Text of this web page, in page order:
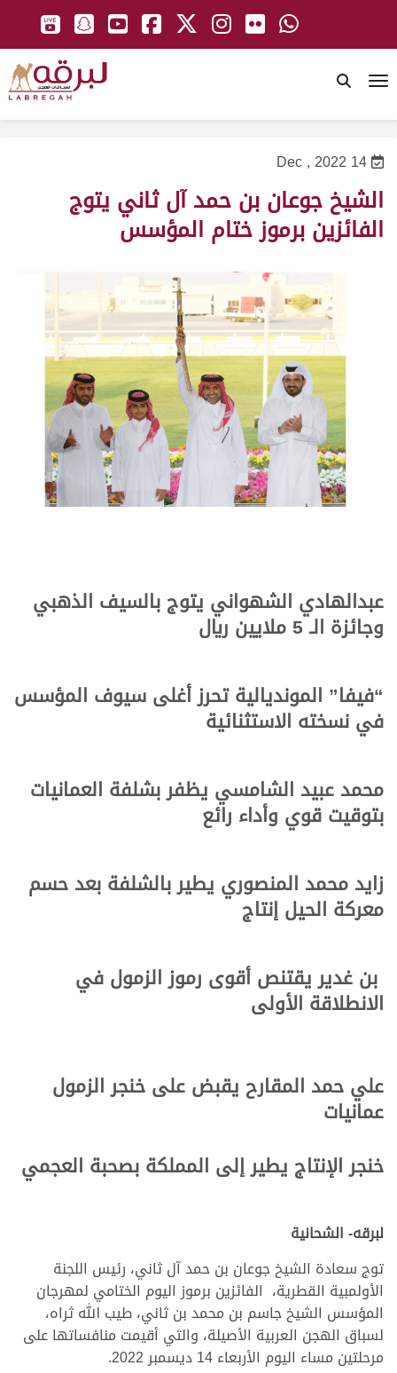
14 Dec , 2022
الشيخ جوعان بن حمد آل ثاني يتوج
الفائزين برموز ختام المؤسس
عبدالهادي الشهواني يتوج بالسيف الذهبي
وجائزة الـ 5 ملايين ريال
“فيفا” المونديالية تحرز أغلى سيوف المؤسس
في نسخته الاستثنائية
محمد عبيد الشامسي يظفر بشلفة العمانيات
بتوقيت قوي وأداء رائع
زايد محمد المنصوري يطير بالشلفة بعد حسم
معركة الحيل إنتاج
بن غدير يقتنص أقوى رموز الزمول في
الانطلاقة الأولى
علي حمد المقارح يقبض على خنجر الزمول
عمانيات
خنجر الإنتاج يطير إلى المملكة بصحبة العجمي
لبرقه- الشحانية
توج سعادة الشيخ جوعان بن حمد آل ثاني، رئيس اللجنة
الأولمبية القطرية، الفائزين برموز اليوم الختامي لمهرجان
المؤسس الشيخ جاسم بن محمد بن ثاني، طيب الله ثراه،
لسباق الهجن العربية الأصيلة، والتي أقيمت منافساتها على
مرحلتين مساء اليوم الأربعاء 14 ديسمبر 2022.